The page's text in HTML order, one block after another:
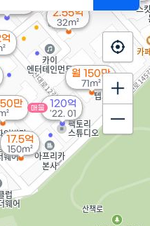
만
2.55억
32m²
120억
'22. 01
매물
월 150만
71m²
17.5억
150m²